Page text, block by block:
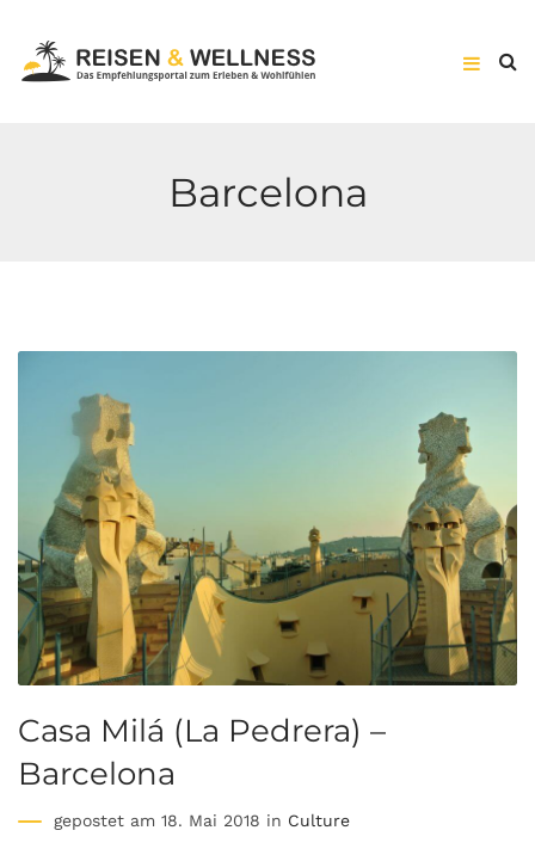
Barcelona
Casa Milá (La Pedrera) –
Barcelona
gepostet am 18. Mai 2018 in Culture